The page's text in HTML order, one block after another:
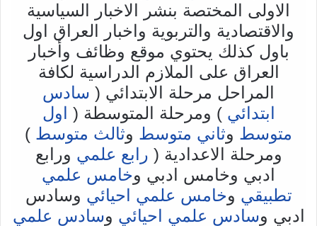
الاولى المختصة بنشر الاخبار السياسية
والاقتصادية والتربوية واخبار العراق اول
باول كذلك يحتوي موقع وظائف وأخبار
العراق على الملازم الدراسية لكافة
المراحل مرحلة الابتدائي ( سادس
ابتدائي ) ومرحلة المتوسطة ( اول
متوسط وثاني متوسط وثالث متوسط )
ومرحلة الاعدادية ( رابع علمي ورابع
ادبي وخامس ادبي وخامس علمي
تطبيقي وخامس علمي احيائي وسادس
ادبي وسادس علمي احيائي وسادس علمي